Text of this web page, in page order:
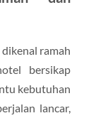
ramah
bersikap
kebutuhan
lancar,